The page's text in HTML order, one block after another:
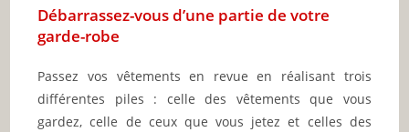
Débarrassez-vous d’une partie de votre
garde-robe
Passez vos vêtements en revue en réalisant trois
différentes piles : celle des vêtements que vous
gardez, celle de ceux que vous jetez et celles des